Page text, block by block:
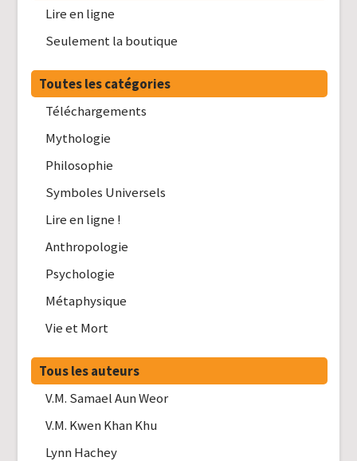
Lire en ligne
Seulement la boutique
Toutes les catégories
Téléchargements
Mythologie
Philosophie
Symboles Universels
Lire en ligne !
Anthropologie
Psychologie
Métaphysique
Vie et Mort
Tous les auteurs
V.M. Samael Aun Weor
V.M. Kwen Khan Khu
Lynn Hachey